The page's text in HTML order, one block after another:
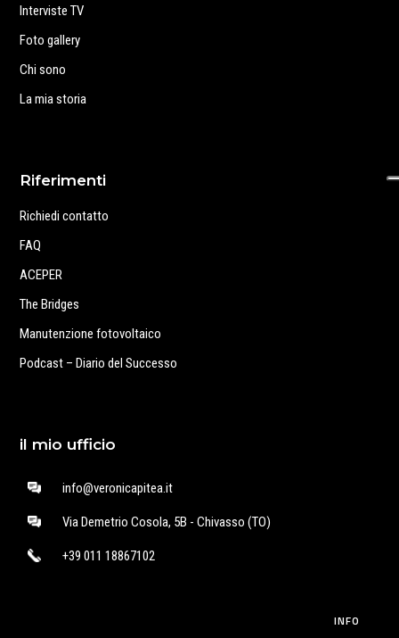
Interviste TV
Foto gallery
Chi sono
La mia storia
Riferimenti
Richiedi contatto
FAQ
ACEPER
The Bridges
Manutenzione fotovoltaico
Podcast – Diario del Successo
il mio ufficio
info@veronicapitea.it
Via Demetrio Cosola, 5B - Chivasso (TO)
+39 011 18867102
INFO